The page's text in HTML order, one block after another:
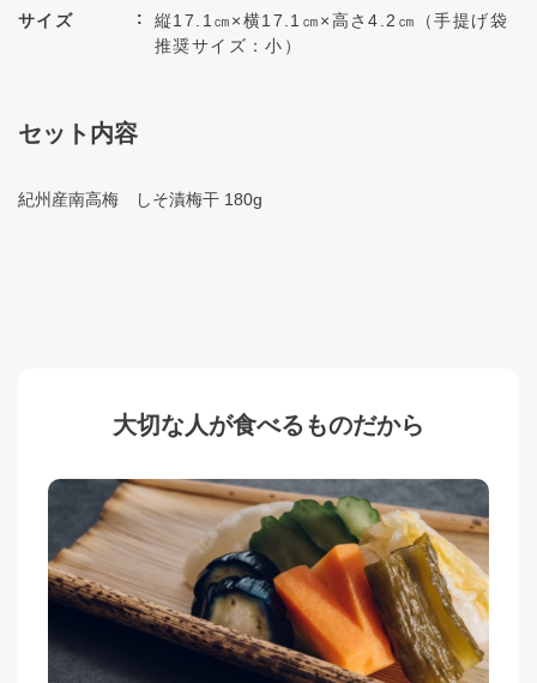
サイズ
縦17.1㎝×横17.1㎝×高さ4.2㎝（手提げ袋
推奨サイズ：小）
セット内容
紀州産南高梅 しそ漬梅干 180g
大切な人が食べるものだから